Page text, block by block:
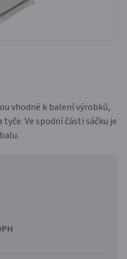
vhodné k balení výrobků,
Ve spodní části sáčku je